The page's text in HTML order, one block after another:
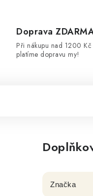
Doprava
Při nákupu nad 1200 Kč
platíme dopravu my!
Značka